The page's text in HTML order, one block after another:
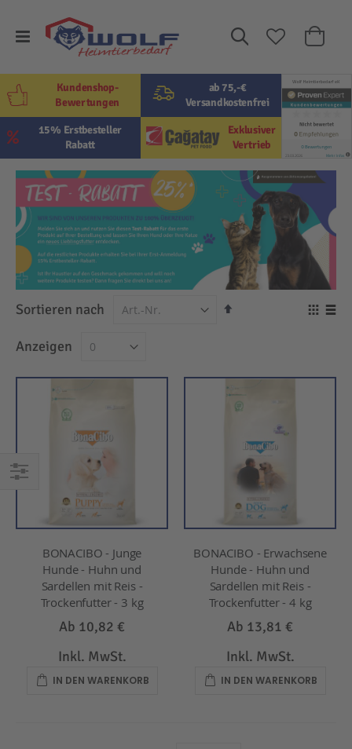
Suche
Mein
ab 75,-€
Versandkostenfrei
Exklusiver
Vertrieb
15% Erstbesteller
Rabatt
Kundenshop-
Bewertungen
Sortieren nach
In
Anzeigen
BONACIBO - Junge
Hunde - Huhn und
Sardellen mit Reis -
Trockenfutter - 3 kg
Ab 10,82 €
Inkl. MwSt.
IN DEN WARENKORB
BONACIBO - Erwachsene
Hunde - Huhn und
Sardellen mit Reis -
Trockenfutter - 4 kg
Ab 13,81 €
Inkl. MwSt.
IN DEN WARENKORB
EINKAUFEN